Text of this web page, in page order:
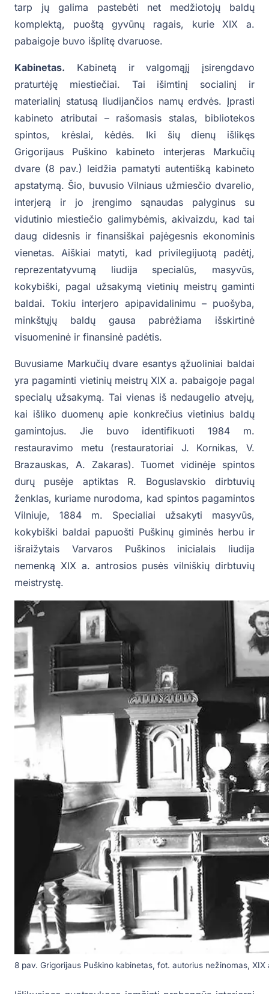
tarp jų galima pastebėti net medžiotojų baldų
komplektą, puoštą gyvūnų ragais, kurie XIX a.
pabaigoje buvo išplitę dvaruose.
Kabinetas. Kabinetą ir valgomąjį įsirengdavo
praturtėję miestiečiai. Tai išimtinį socialinį ir
materialinį statusą liudijančios namų erdvės. Įprasti
kabineto atributai – rašomasis stalas, bibliotekos
spintos, krėslai, kėdės. Iki šių dienų išlikęs
Grigorijaus Puškino kabineto interjeras Markučių
dvare (8 pav.) leidžia pamatyti autentišką kabineto
apstatymą. Šio, buvusio Vilniaus užmiesčio dvarelio,
interjerą ir jo įrengimo sąnaudas palyginus su
vidutinio miestiečio galimybėmis, akivaizdu, kad tai
daug didesnis ir finansiškai pajėgesnis ekonominis
vienetas. Aiškiai matyti, kad privilegijuotą padėtį,
reprezentatyvumą liudija specialūs, masyvūs,
kokybiški, pagal užsakymą vietinių meistrų gaminti
baldai. Tokiu interjero apipavidalinimu – puošyba,
minkštųjų baldų gausa pabrėžiama išskirtinė
visuomeninė ir finansinė padėtis.
Buvusiame Markučių dvare esantys ąžuoliniai baldai
yra pagaminti vietinių meistrų XIX a. pabaigoje pagal
specialų užsakymą. Tai vienas iš nedaugelio atvejų,
kai išliko duomenų apie konkrečius vietinius baldų
gamintojus. Jie buvo identifikuoti 1984 m.
restauravimo metu (restauratoriai J. Kornikas, V.
Brazauskas, A. Zakaras). Tuomet vidinėje spintos
durų pusėje aptiktas R. Boguslavskio dirbtuvių
ženklas, kuriame nurodoma, kad spintos pagamintos
Vilniuje, 1884 m. Specialiai užsakyti masyvūs,
kokybiški baldai papuošti Puškinų giminės herbu ir
išraižytais Varvaros Puškinos inicialais liudija
nemenką XIX a. antrosios pusės vilniškių dirbtuvių
meistrystę.
8 pav. Grigorijaus Puškino kabinetas, fot. autorius nežinomas, XIX